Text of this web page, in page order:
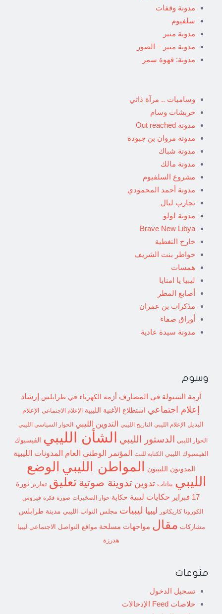
مدونة وقفات
سلفيوم
مدونة منير
مدونة منير – الصور
مدونة: قهوة سمر
وساميات .. مرآة ذاتي
خربشات وسام
مدونة Out reached
مدونة مروان بن جبودة
مدونة شباك
مدونة مالك
مشروع السلفيوم
مدونة أحمد المحمودي
تجارب ليال
مدونة لولو
Brave New Libya
خارج التغطية
خواطر بنت الشريف
همسات
ليبيا يا امنايا
أصابع المطر
مذكرات بن عمران
أوراق صفاء
مدونة سيدة عادية
وسوم
أزمة السيولة في المصارف أزمة الكهرباء في طرابلس إرشاد
إعلام اجتماعي استطلاع الأغنية الليبية الإعلام الاجتماعي
الإعلام
البديل
الإعلام الليبي التاريخ الليبي التدوين الليبي الحوار السياسي الليبي
الحوار الليبي الدستور الليبي الشأن الليبي الفيسبوك
الفيسبوك الليبي الكتابة للنت المؤتمر الوطني العام المدونات الليبية
المدونون الليبيون المواطن الليبي الوضع
الليبي بيانات تدوين تدوينة صوتية تعليق تقارير
ثورة
17 فبراير
حكايات ليبية حكاية حوار الصخيرات صورة فكرة فيروس
الكورونا كاريكاتور ليبيا ليبيات مجلس النواب الليبي مدينة طرابلس
مشاركات مقال مواجهات مسلحة مواقع التواصل الاجتماعي ليبيا
هدرزة
منوعات
تسجيل الدخول
خلاصات Feed الإدخالات